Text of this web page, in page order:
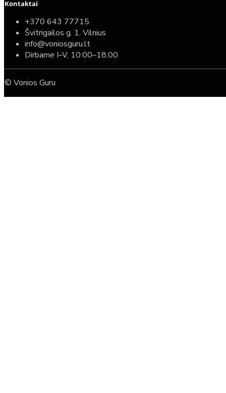
Kontaktai
+370 643 77715
Švitrigailos g. 1, Vilnius
info@voniosguru.lt
Dirbame I–V, 10:00–18:00
© Vonios Guru